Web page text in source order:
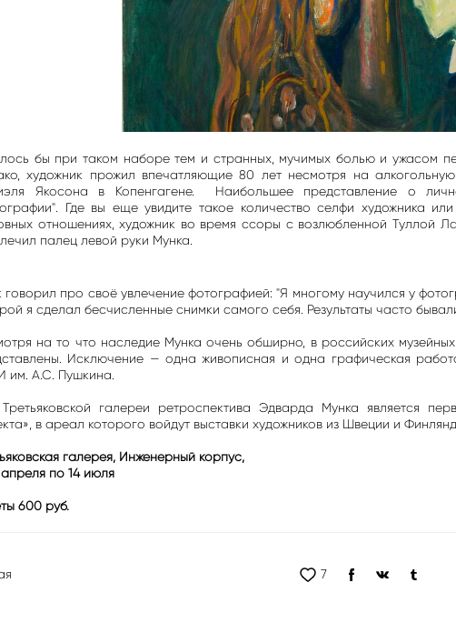
бы при таком наборе тем и странных, мучимых болью и ужасом
художник прожил впечатляющие 80 лет несмотря на
Якосона в Копенгагене. Наибольшее представление о
Где вы еще увидите такое количество селфи художника
отношениях, художник во время ссоры с возлюбленной Туллой
палец левой руки Мунка.
говорил про своё увлечение фотографией: "Я многому научился у
я сделал бесчисленные снимки самого себя. Результаты часто
на то что наследие Мунка очень обширно, в российских
Исключение — одна живописная и одна графическая
им. А.С. Пушкина.
галереи ретроспектива Эдварда Мунка является
в ареал которого войдут выставки художников из Швеции и
галерея, Инженерный корпус,
по 14 июля
600 руб.
7